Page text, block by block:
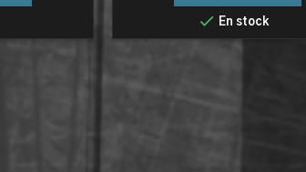
 En stock